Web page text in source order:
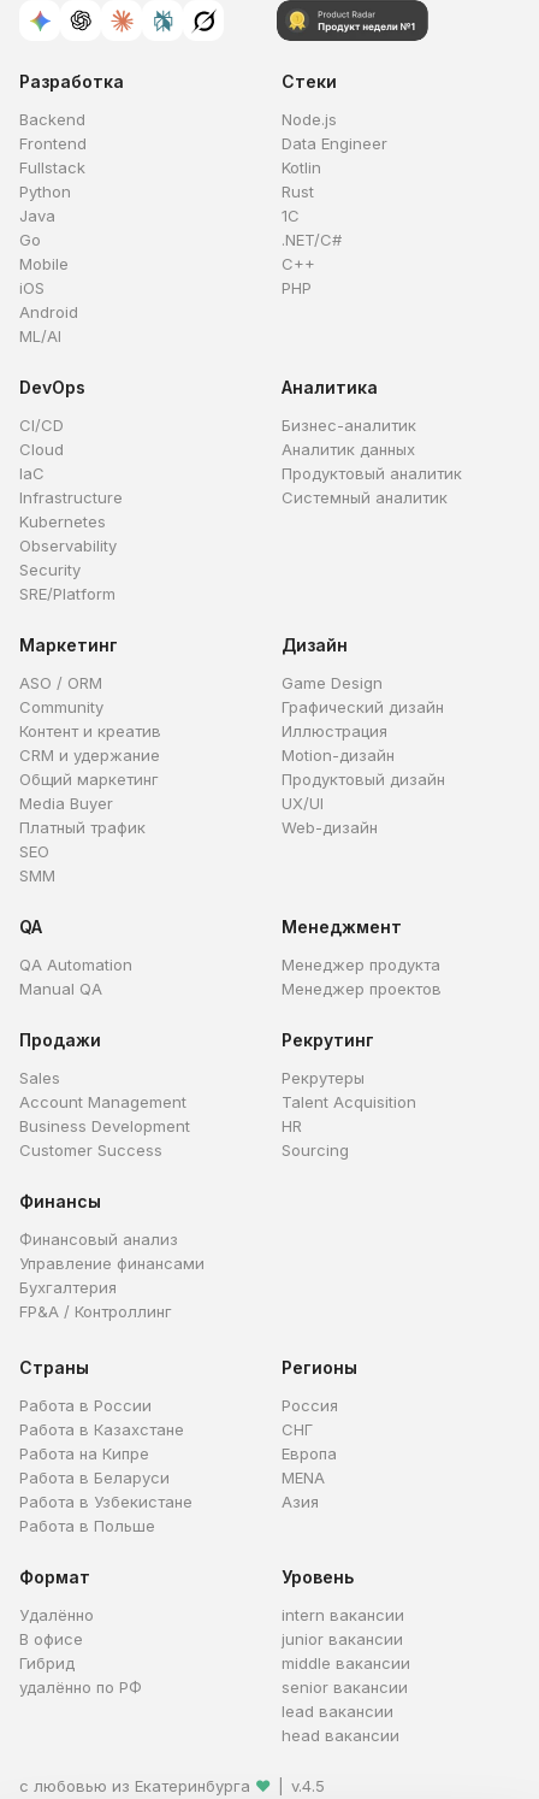
Разработка
Backend
Frontend
Fullstack
Python
Java
Go
Mobile
iOS
Android
ML/AI
Стеки
Node.js
Data Engineer
Kotlin
Rust
1C
.NET/C#
C++
PHP
DevOps
CI/CD
Cloud
IaC
Infrastructure
Kubernetes
Observability
Security
SRE/Platform
Аналитика
Бизнес-аналитик
Аналитик данных
Продуктовый аналитик
Системный аналитик
Маркетинг
ASO / ORM
Community
Контент и креатив
CRM и удержание
Общий маркетинг
Media Buyer
Платный трафик
SEO
SMM
Дизайн
Game Design
Графический дизайн
Иллюстрация
Motion-дизайн
Продуктовый дизайн
UX/UI
Web-дизайн
QA
QA Automation
Manual QA
Менеджмент
Менеджер продукта
Менеджер проектов
Продажи
Sales
Account Management
Business Development
Customer Success
Рекрутинг
Рекрутеры
Talent Acquisition
HR
Sourcing
Финансы
Финансовый анализ
Управление финансами
Бухгалтерия
FP&A / Контроллинг
Страны
Работа в России
Работа в Казахстане
Работа на Кипре
Работа в Беларуси
Работа в Узбекистане
Работа в Польше
Регионы
Россия
СНГ
Европа
MENA
Азия
Формат
Удалённо
В офисе
Гибрид
удалённо по РФ
Уровень
intern вакансии
junior вакансии
middle вакансии
senior вакансии
lead вакансии
head вакансии
с любовью из Екатеринбурга ❤ v.4.5